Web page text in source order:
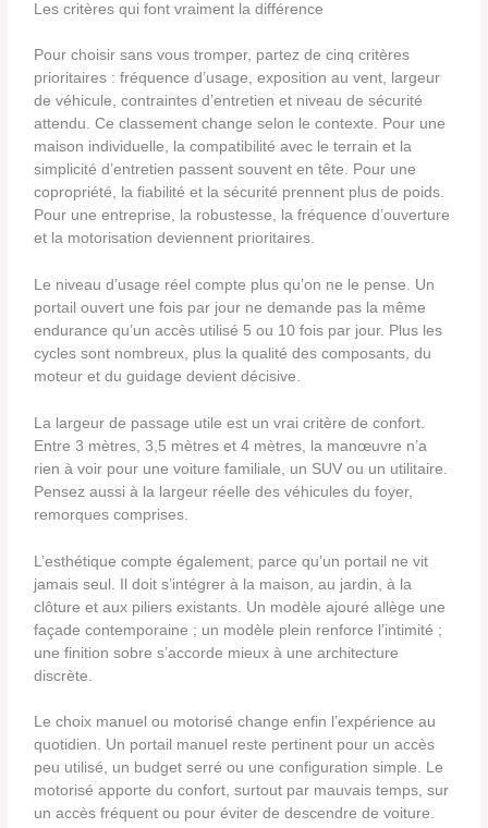
Les critères qui font vraiment la différence
Pour choisir sans vous tromper, partez de cinq critères
prioritaires : fréquence d’usage, exposition au vent, largeur
de véhicule, contraintes d’entretien et niveau de sécurité
attendu. Ce classement change selon le contexte. Pour une
maison individuelle, la compatibilité avec le terrain et la
simplicité d’entretien passent souvent en tête. Pour une
copropriété, la fiabilité et la sécurité prennent plus de poids.
Pour une entreprise, la robustesse, la fréquence d’ouverture
et la motorisation deviennent prioritaires.
Le niveau d’usage réel compte plus qu’on ne le pense. Un
portail ouvert une fois par jour ne demande pas la même
endurance qu’un accès utilisé 5 ou 10 fois par jour. Plus les
cycles sont nombreux, plus la qualité des composants, du
moteur et du guidage devient décisive.
La largeur de passage utile est un vrai critère de confort.
Entre 3 mètres, 3,5 mètres et 4 mètres, la manœuvre n’a
rien à voir pour une voiture familiale, un SUV ou un utilitaire.
Pensez aussi à la largeur réelle des véhicules du foyer,
remorques comprises.
L’esthétique compte également, parce qu’un portail ne vit
jamais seul. Il doit s’intégrer à la maison, au jardin, à la
clôture et aux piliers existants. Un modèle ajouré allège une
façade contemporaine ; un modèle plein renforce l’intimité ;
une finition sobre s’accorde mieux à une architecture
discrète.
Le choix manuel ou motorisé change enfin l’expérience au
quotidien. Un portail manuel reste pertinent pour un accès
peu utilisé, un budget serré ou une configuration simple. Le
motorisé apporte du confort, surtout par mauvais temps, sur
un accès fréquent ou pour éviter de descendre de voiture.